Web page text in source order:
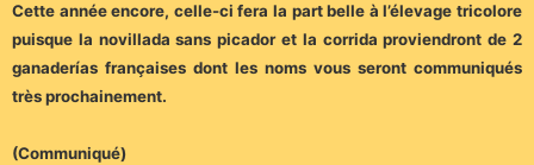
Cette année encore, celle-ci fera la part belle à l’élevage tricolore
puisque la novillada sans picador et la corrida proviendront de 2
ganaderías françaises dont les noms vous seront communiqués
très prochainement.
(Communiqué)